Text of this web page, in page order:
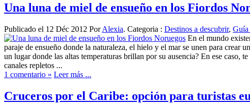
Una luna de miel de ensueño en los Fiordos
Publicado el 12 Déc 2012 PorAlexia. Categoria : Destinos a descubrir, Guía
En el mundo
paraje de ensueño donde la naturaleza, el hielo y el mar se unen para crear
un lugar donde las altas temperaturas brillan por su ausencia? En ese caso,
canales repletos ...
1 comentario » Leer más ...
Cruceros por el Caribe: opción para turistas